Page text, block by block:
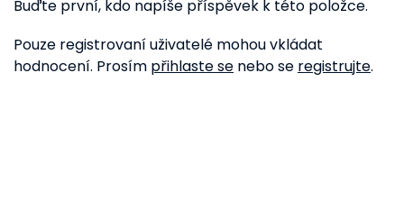
Buďte první, kdo napíše příspěvek k této položce.
Pouze registrovaní uživatelé mohou vkládat
hodnocení. Prosím přihlaste se nebo se registrujte.